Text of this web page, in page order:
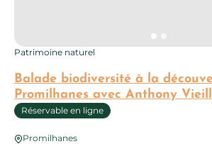
Balade biodiversité à la
Promilhanes avec Anthony
Patrimoine naturel
Réservable en ligne
Promilhanes